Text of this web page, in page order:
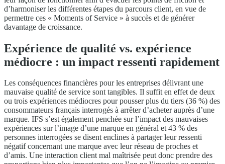
d’harmoniser les différentes étapes du parcours client, en vue de
permettre ces « Moments of Service » à succès et de générer
davantage de croissance.
Expérience de qualité vs. expérience
médiocre : un impact ressenti rapidement
Les conséquences financières pour les entreprises délivrant une
mauvaise qualité de service sont tangibles. Il suffit en effet de deux
ou trois expériences médiocres pour pousser plus du tiers (36 %) des
consommateurs français interrogés à arrêter d’acheter auprès d’une
marque. IFS s’est également penchée sur l’impact des mauvaises
expériences sur l’image d’une marque en général et 43 % des
personnes interrogées se disent enclines à partager leur ressenti
négatif concernant une marque avec leur réseau de proches et
d’amis. Une interaction client mal maîtrisée peut donc prendre des